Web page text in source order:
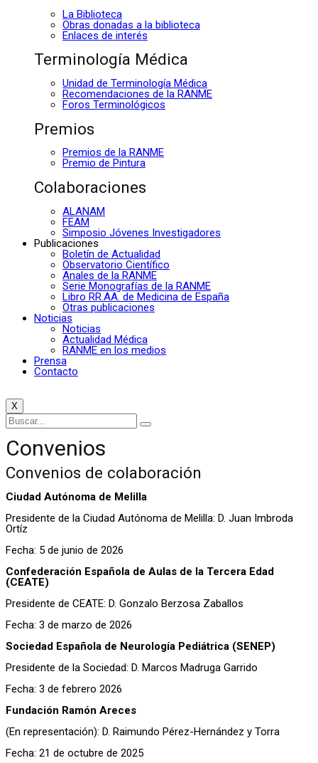
La Biblioteca
Obras donadas a la biblioteca
Enlaces de interés
Terminología Médica
Unidad de Terminología Médica
Recomendaciones de la RANME
Foros Terminológicos
Premios
Premios de la RANME
Premio de Pintura
Colaboraciones
ALANAM
FEAM
Simposio Jóvenes Investigadores
Publicaciones
Boletín de Actualidad
Observatorio Científico
Anales de la RANME
Serie Monografías de la RANME
Libro RR.AA. de Medicina de España
Otras publicaciones
Noticias
Noticias
Actualidad Médica
RANME en los medios
Prensa
Contacto
X
Convenios
Convenios de colaboración
Ciudad Autónoma de Melilla
Presidente de la Ciudad Autónoma de Melilla: D. Juan Imbroda
Ortíz
Fecha: 5 de junio de 2026
Confederación Española de Aulas de la Tercera Edad
(CEATE)
Presidente de CEATE: D. Gonzalo Berzosa Zaballos
Fecha: 3 de marzo de 2026
Sociedad Española de Neurología Pediátrica (SENEP)
Presidente de la Sociedad: D. Marcos Madruga Garrido
Fecha: 3 de febrero 2026
Fundación Ramón Areces
(En representación): D. Raimundo Pérez-Hernández y Torra
Fecha: 21 de octubre de 2025